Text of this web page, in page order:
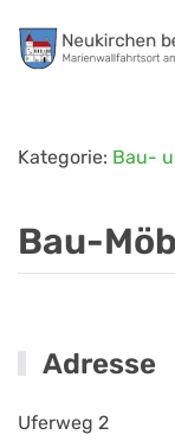
Zum
Kategorie: Bau-
Bau-
Adresse
Uferweg 2